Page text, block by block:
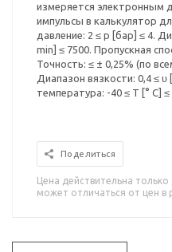
измеряется электронным
импульсы в калькулятор
давление: 2 ≤ p [бар] ≤ 4.
min] ≤ 7500. Пропускная
Точность: ≤ ± 0,25% (по
Диапазон вязкости: 0,4 ≤
температура: -40 ≤ T [° C] ≤
Поделиться
Цена действительна
может отличаться от цен в